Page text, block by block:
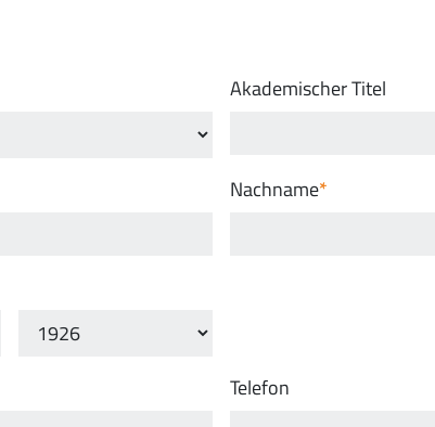
Akademischer Titel
Nachname
Telefon